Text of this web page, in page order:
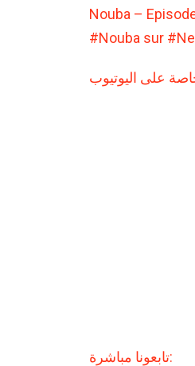
#Nouba sur
تابعونا مباشرة: